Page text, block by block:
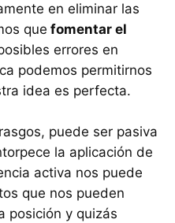
en eliminar las
que fomentar el
errores en
podemos permitirnos
idea es perfecta.
puede ser pasiva
la aplicación de
activa nos puede
que nos pueden
posición y quizás